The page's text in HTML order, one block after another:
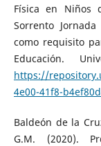
Física en Niños
Sorrento
como requisito
Educación.
https://
4e00-41f8-
Baldeón de la
G.M. (2020).